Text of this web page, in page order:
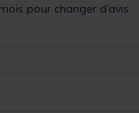
pour changer d’avis